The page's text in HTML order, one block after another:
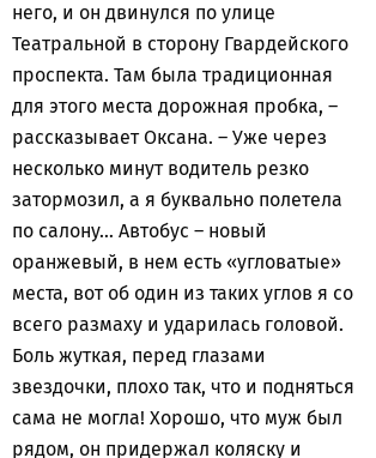
него, и он двинулся по улице
Театральной в сторону Гвардейского
проспекта. Там была традиционная
для этого места дорожная пробка, –
рассказывает Оксана. – Уже через
несколько минут водитель резко
затормозил, а я буквально полетела
по салону… Автобус – новый
оранжевый, в нем есть «угловатые»
места, вот об один из таких углов я со
всего размаху и ударилась головой.
Боль жуткая, перед глазами
звездочки, плохо так, что и подняться
сама не могла! Хорошо, что муж был
рядом, он придержал коляску и